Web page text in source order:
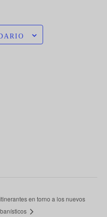
en torno a los nuevos